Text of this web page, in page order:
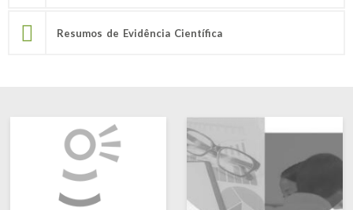
Resumos de Evidência Científica